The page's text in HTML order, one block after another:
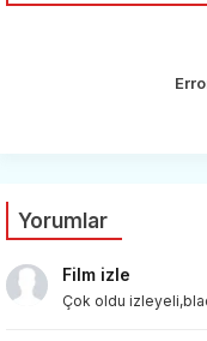
Yorumlar
Film izle
Çok oldu